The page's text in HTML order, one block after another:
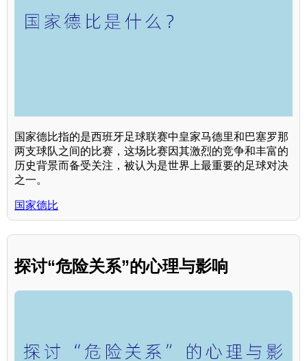
国家德比指的是西班牙足球联赛中皇家马德里和巴塞罗那
两支球队之间的比赛，这场比赛因其激烈的竞争和丰富的
历史背景而备受关注，被认为是世界上最重要的足球对决
之一。
国家德比
探讨“危险关系”的心理与影响